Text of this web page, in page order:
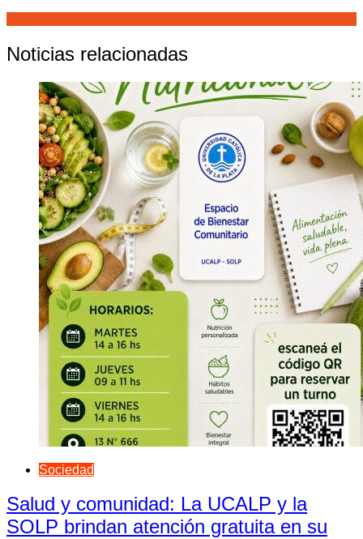
Noticias relacionadas
Sociedad
Salud y comunidad: La UCALP y la
SOLP brindan atención gratuita en su